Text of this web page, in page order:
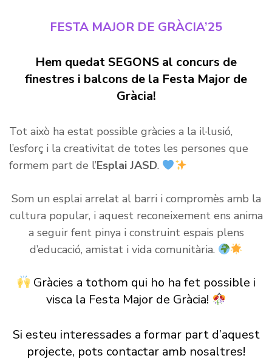
FESTA MAJOR DE GRÀCIA’25
Hem quedat SEGONS al concurs de
finestres i balcons de la Festa Major de
Gràcia!
Tot això ha estat possible gràcies a la il·lusió,
l’esforç i la creativitat de totes les persones que
formem part de l’Esplai JASD.
Som un esplai arrelat al barri i compromès amb la
cultura popular, i aquest reconeixement ens anima
a seguir fent pinya i construint espais plens
d’educació, amistat i vida comunitària.
Gràcies a tothom qui ho ha fet possible i
visca la Festa Major de Gràcia!
Si esteu interessades a formar part d’aquest
projecte, pots contactar amb nosaltres!